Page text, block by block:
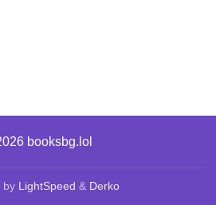
booksbg.lol
by LightSpeed & Derko